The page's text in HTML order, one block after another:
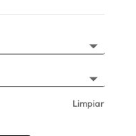
Limpiar